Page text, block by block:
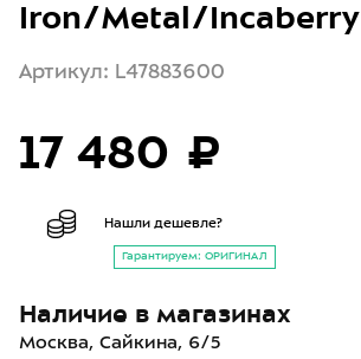
Iron/Metal/Incaberry
Артикул: L47883600
17 480 ₽
Нашли дешевле?
Гарантируем: ОРИГИНАЛ
Наличие в магазинах
Москва, Сайкина, 6/5